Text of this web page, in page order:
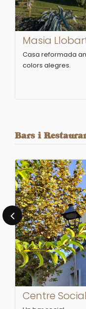
Masia
Casa reformada
colors alegres.
Bars i
Centre